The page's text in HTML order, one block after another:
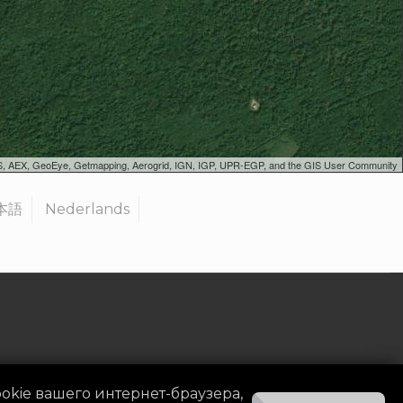
GeoEye, Getmapping, Aerogrid, IGN, IGP, UPR-EGP, and the GIS User Community
語 Nederlands
вашего интернет-браузера,
организатором | Контакт